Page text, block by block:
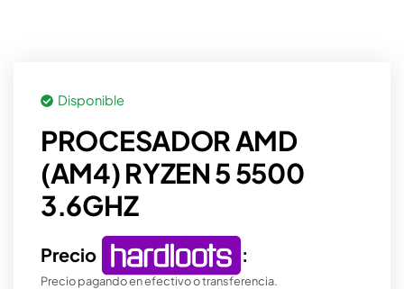
Disponible
PROCESADOR AMD
(AM4) RYZEN 5 5500
3.6GHZ
Precio :
Precio pagando en efectivo o transferencia.